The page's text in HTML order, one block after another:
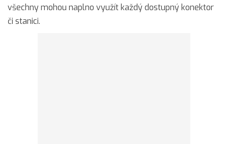
všechny mohou naplno využít každý dostupný konektor
či stanici.